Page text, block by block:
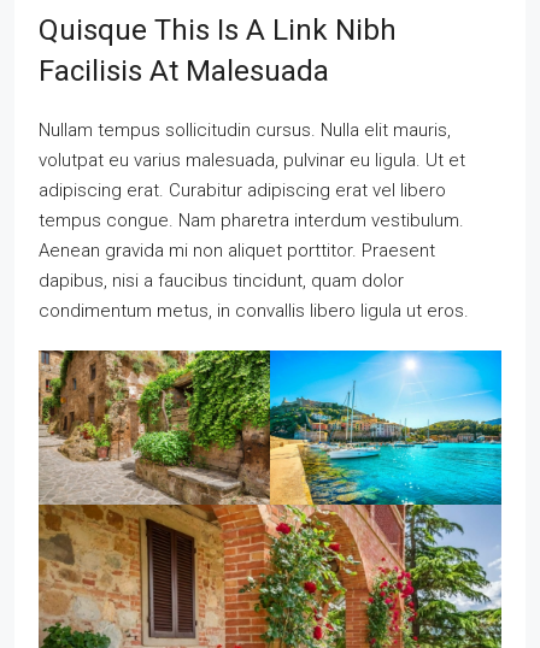
Quisque This Is A Link Nibh
Facilisis At Malesuada
Nullam tempus sollicitudin cursus. Nulla elit mauris,
volutpat eu varius malesuada, pulvinar eu ligula. Ut et
adipiscing erat. Curabitur adipiscing erat vel libero
tempus congue. Nam pharetra interdum vestibulum.
Aenean gravida mi non aliquet porttitor. Praesent
dapibus, nisi a faucibus tincidunt, quam dolor
condimentum metus, in convallis libero ligula ut eros.